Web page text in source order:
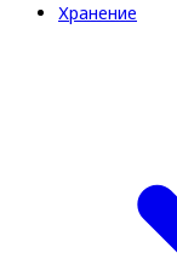
Хранение